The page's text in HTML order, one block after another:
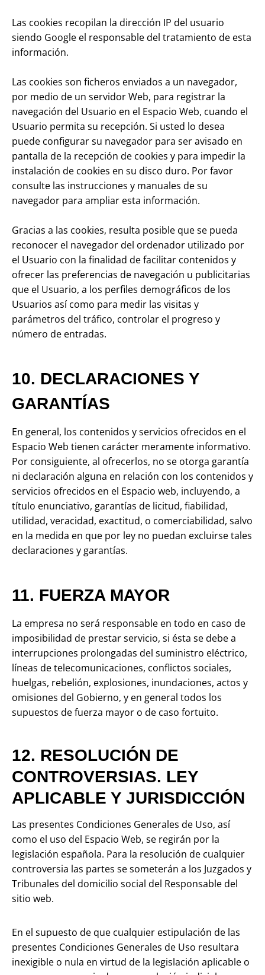
Las cookies recopilan la dirección IP del usuario
siendo Google el responsable del tratamiento de esta
información.
Las cookies son ficheros enviados a un navegador,
por medio de un servidor Web, para registrar la
navegación del Usuario en el Espacio Web, cuando el
Usuario permita su recepción. Si usted lo desea
puede configurar su navegador para ser avisado en
pantalla de la recepción de cookies y para impedir la
instalación de cookies en su disco duro. Por favor
consulte las instrucciones y manuales de su
navegador para ampliar esta información.
Gracias a las cookies, resulta posible que se pueda
reconocer el navegador del ordenador utilizado por
el Usuario con la finalidad de facilitar contenidos y
ofrecer las preferencias de navegación u publicitarias
que el Usuario, a los perfiles demográficos de los
Usuarios así como para medir las visitas y
parámetros del tráfico, controlar el progreso y
número de entradas.
10. DECLARACIONES Y
GARANTÍAS
En general, los contenidos y servicios ofrecidos en el
Espacio Web tienen carácter meramente informativo.
Por consiguiente, al ofrecerlos, no se otorga garantía
ni declaración alguna en relación con los contenidos y
servicios ofrecidos en el Espacio web, incluyendo, a
título enunciativo, garantías de licitud, fiabilidad,
utilidad, veracidad, exactitud, o comerciabilidad, salvo
en la medida en que por ley no puedan excluirse tales
declaraciones y garantías.
11. FUERZA MAYOR
La empresa no será responsable en todo en caso de
imposibilidad de prestar servicio, si ésta se debe a
interrupciones prolongadas del suministro eléctrico,
líneas de telecomunicaciones, conflictos sociales,
huelgas, rebelión, explosiones, inundaciones, actos y
omisiones del Gobierno, y en general todos los
supuestos de fuerza mayor o de caso fortuito.
12. RESOLUCIÓN DE
CONTROVERSIAS. LEY
APLICABLE Y JURISDICCIÓN
Las presentes Condiciones Generales de Uso, así
como el uso del Espacio Web, se regirán por la
legislación española. Para la resolución de cualquier
controversia las partes se someterán a los Juzgados y
Tribunales del domicilio social del Responsable del
sitio web.
En el supuesto de que cualquier estipulación de las
presentes Condiciones Generales de Uso resultara
inexigible o nula en virtud de la legislación aplicable o